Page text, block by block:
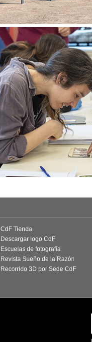
CdF Tienda
Descargar logo CdF
Escuelas de fotografía
Revista Sueño de la Razón
Recorrido 3D por Sede CdF